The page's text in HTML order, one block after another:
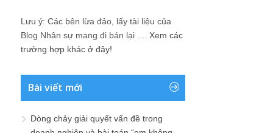
Lưu ý: Các bên lừa đảo, lấy tài liệu của
Blog Nhân sự mang đi bán lại .... Xem các
trường hợp khác ở đây!
Bài viết mới
Dòng chảy giải quyết vấn đề trong